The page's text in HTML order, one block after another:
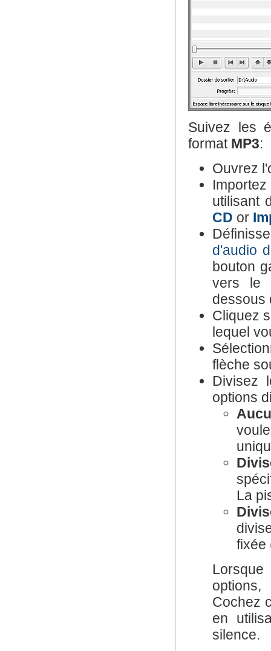
Suivez les
format MP3:
Ouvrez
utilisant
CD or
d'audio
bouton
vers le
dessous
Cliquez
lequel
flèche
Divisez
options
La
fixée
Cochez
en
silence.